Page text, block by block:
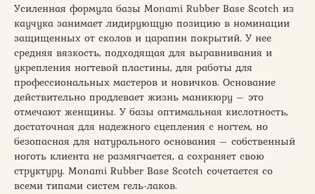
Усиленная формула базы Monami Rubber Base Scotch из
каучука занимает лидирующую позицию в номинации
защищенных от сколов и царапин покрытий. У нее
средняя вязкость, подходящая для выравнивания и
укрепления ногтевой пластины, для работы для
профессиональных мастеров и новичков. Основание
действительно продлевает жизнь маникюру – это
отмечают женщины. У базы оптимальная кислотность,
достаточная для надежного сцепления с ногтем, но
безопасная для натурального основания – собственный
ноготь клиента не размягчается, а сохраняет свою
структуру. Monami Rubber Base Scotch сочетается со
всеми типами систем гель-лаков.